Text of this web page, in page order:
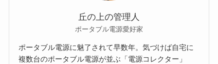
丘の上の管理人
ポータブル電源愛好家
ポータブル電源に魅了されて早数年。気づけば自宅に
複数台のポータブル電源が並ぶ「電源コレクター」